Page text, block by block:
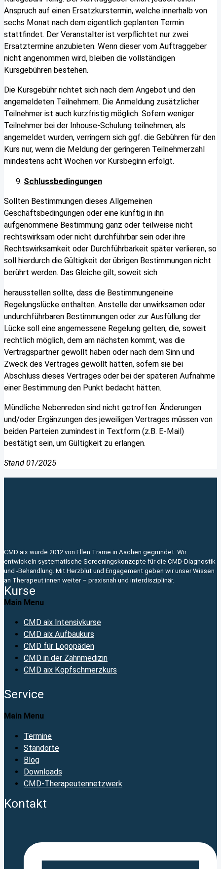
Anspruch auf einen Ersatzkurstermin, welche innerhalb von
sechs Monat nach dem eigentlich geplanten Termin
stattfindet. Der Veranstalter ist verpflichtet nur zwei
Ersatztermine anzubieten. Wenn dieser vom Auftraggeber
nicht angenommen wird, bleiben die vollständigen
Kursgebühren bestehen.
Die Kursgebühr richtet sich nach dem Angebot und den
angemeldeten Teilnehmern. Die Anmeldung zusätzlicher
Teilnehmer ist auch kurzfristig möglich. Sofern weniger
Teilnehmer bei der Inhouse-Schulung teilnehmen, als
angemeldet wurden, verringern sich ggf. die Gebühren für den
Kurs nur, wenn die Meldung der geringeren Teilnehmerzahl
mindestens acht Wochen vor Kursbeginn erfolgt.
Schlussbedingungen
Sollten Bestimmungen dieses Allgemeinen
Geschäftsbedingungen oder eine künftig in ihn
aufgenommene Bestimmung ganz oder teilweise nicht
rechtswirksam oder nicht durchführbar sein oder ihre
Rechtswirksamkeit oder Durchführbarkeit später verlieren, so
soll hierdurch die Gültigkeit der übrigen Bestimmungen nicht
berührt werden. Das Gleiche gilt, soweit sich
herausstellen sollte, dass die Bestimmungeneine
Regelungslücke enthalten. Anstelle der unwirksamen oder
undurchführbaren Bestimmungen oder zur Ausfüllung der
Lücke soll eine angemessene Regelung gelten, die, soweit
rechtlich möglich, dem am nächsten kommt, was die
Vertragspartner gewollt haben oder nach dem Sinn und
Zweck des Vertrages gewollt hätten, sofern sie bei
Abschluss dieses Vertrages oder bei der späteren Aufnahme
einer Bestimmung den Punkt bedacht hätten.
Mündliche Nebenreden sind nicht getroffen. Änderungen
und/oder Ergänzungen des jeweiligen Vertrages müssen von
beiden Parteien zumindest in Textform (z.B. E-Mail)
bestätigt sein, um Gültigkeit zu erlangen.
Stand 01/2025
CMD aix wurde 2012 von Ellen Trame in Aachen gegründet. Wir
entwickeln systematische Screeningskonzepte für die CMD-Diagnostik
und -Behandlung. Mit Herzblut und Engagement geben wir unser Wissen
an Therapeut:innen weiter – praxisnah und interdisziplinär.
Kurse
Main Menu
CMD aix Intensivkurse
CMD aix Aufbaukurs
CMD für Logopäden
CMD in der Zahnmedizin
CMD aix Kopfschmerzkurs
Service
Main Menu
Termine
Standorte
Blog
Downloads
CMD-Therapeutennetzwerk
Kontakt